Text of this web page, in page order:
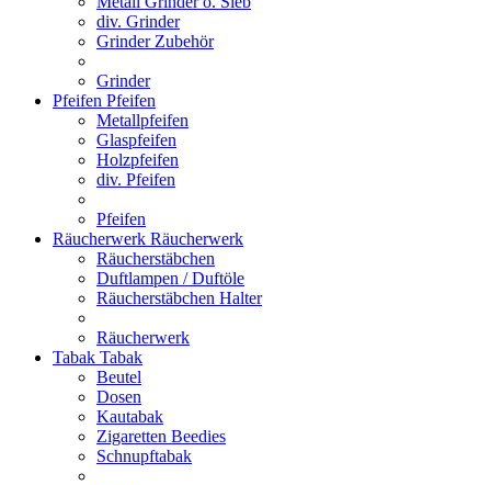
div. Grinder
Grinder Zubehör
Grinder
Pfeifen Pfeifen
Metallpfeifen
Glaspfeifen
Holzpfeifen
div. Pfeifen
Pfeifen
Räucherwerk Räucherwerk
Räucherstäbchen
Duftlampen / Duftöle
Räucherstäbchen Halter
Räucherwerk
Tabak Tabak
Beutel
Dosen
Kautabak
Zigaretten Beedies
Schnupftabak